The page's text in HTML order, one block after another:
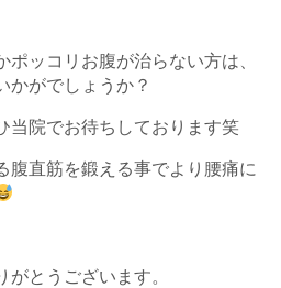
ポッコリお腹が治らない方は、
かがでしょうか？
当院でお待ちしております笑
腹直筋を鍛える事でより腰痛に
とうございます。